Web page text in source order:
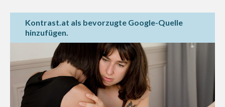
Kontrast.at als bevorzugte Google-Quelle
hinzufügen.